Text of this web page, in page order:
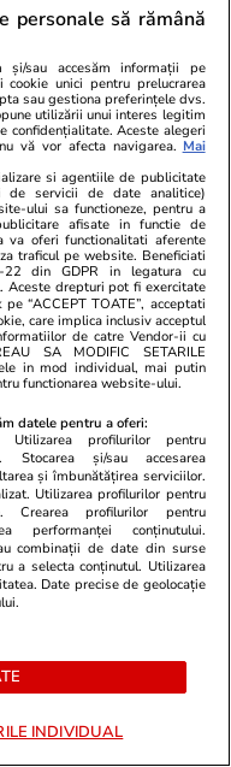
la
Fanatik.ro
Jucătorul
lipici la
primele 5
11:05
ar putea
e grevă
de caniculă: când,
personale să rămână
și/sau accesăm informații pe
unici pentru prelucrarea
sau gestiona preferințele dvs.
utilizării unui interes legitim
confidențialitate. Aceste alegeri
vă vor afecta navigarea. Mai
si agentiile de publicitate
de servicii de date analitice)
ului sa functioneze, pentru a
afisate in functie de
va oferi functionalitati aferente
traficul pe website. Beneficiati
din GDPR in legatura cu
Aceste drepturi pot fi exercitate
“ACCEPT TOATE”, acceptati
care implica inclusiv acceptul
de catre Vendor-ii cu
SA MODIFIC SETARILE
in mod individual, mai putin
functionarea website-ului.
datele pentru a oferi:
Utilizarea profilurilor pentru
Stocarea și/sau accesarea
și îmbunătățirea serviciilor.
Utilizarea profilurilor pentru
Crearea profilurilor pentru
performanței conținutului.
combinații de date din surse
a selecta conținutul. Utilizarea
Date precise de geolocație
INDIVIDUAL